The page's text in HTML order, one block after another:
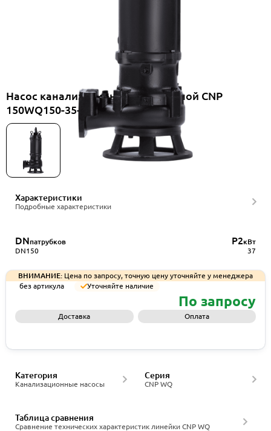
Насос канализационный погружной CNP
150WQ150-35-37ES(I)+HS150WQ
Характеристики
Подробные характеристики
DNпатрубков
DN150
P2кВт
37
ВНИМАНИЕ: Цена по запросу, точную цену уточняйте у менеджера
без артикула
Уточняйте наличие
По запросу
Доставка Оплата
Канализационные насосы
Категория
CNP WQ
Серия
Сравнение технических характеристик линейки CNP WQ
Таблица сравнения